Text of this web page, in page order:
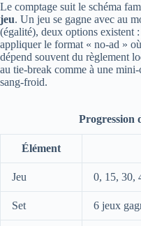
Le comptage suit le schéma
jeu. Un jeu se gagne avec au
(égalité), deux options existent
appliquer le format « no‑ad »
dépend souvent du règlement
au tie‑break comme à une
sang‑froid.
Progression
Élément
Jeu 0, 15, 30,
Set 6 jeux